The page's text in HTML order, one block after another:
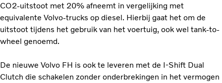
CO2-uitstoot met 20% afneemt in vergelijking met
equivalente Volvo-trucks op diesel. Hierbij gaat het om de
uitstoot tijdens het gebruik van het voertuig, ook wel tank-to-
wheel genoemd.
De nieuwe Volvo FH is ook te leveren met de I-Shift Dual
Clutch die schakelen zonder onderbrekingen in het vermogen